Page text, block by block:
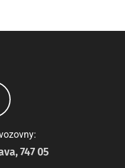
747 05